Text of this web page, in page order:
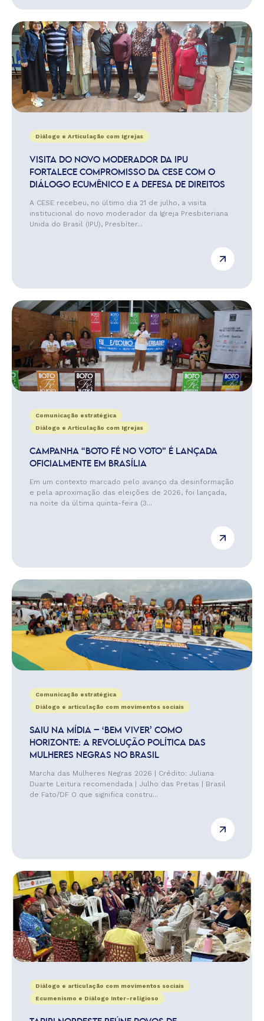
Diálogo e Articulação com Igrejas
VISITA DO NOVO MODERADOR DA IPU
FORTALECE COMPROMISSO DA CESE COM O
DIÁLOGO ECUMÊNICO E A DEFESA DE DIREITOS
A CESE recebeu, no último dia 21 de julho, a visita
institucional do novo moderador da Igreja Presbiteriana
Unida do Brasil (IPU), Presbíter...
Comunicação estratégica
Diálogo e Articulação com Igrejas
CAMPANHA “BOTO FÉ NO VOTO” É LANÇADA
OFICIALMENTE EM BRASÍLIA
Em um contexto marcado pelo avanço da desinformação
e pela aproximação das eleições de 2026, foi lançada,
na noite da última quinta-feira (3...
Comunicação estratégica
Diálogo e articulação com movimentos sociais
SAIU NA MÍDIA – ‘BEM VIVER’ COMO
HORIZONTE: A REVOLUÇÃO POLÍTICA DAS
MULHERES NEGRAS NO BRASIL
Marcha das Mulheres Negras 2026 | Crédito: Juliana
Duarte Leitura recomendada | Julho das Pretas | Brasil
de Fato/DF O que significa constru...
Diálogo e articulação com movimentos sociais
Ecumenismo e Diálogo Inter-religioso